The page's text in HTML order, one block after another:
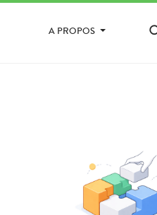
A PROPOS